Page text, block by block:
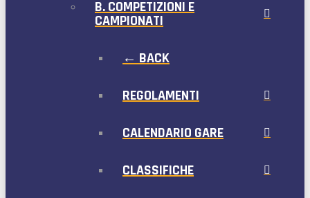
B. COMPETIZIONI E
CAMPIONATI
← BACK
REGOLAMENTI
CALENDARIO GARE
CLASSIFICHE